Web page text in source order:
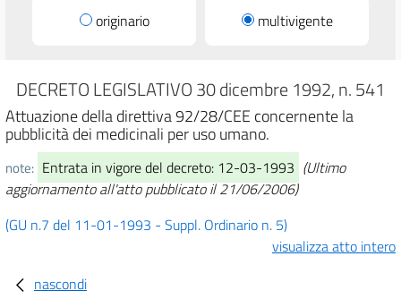
originario multivigente
DECRETO LEGISLATIVO 30 dicembre 1992, n. 541
Attuazione della direttiva 92/28/CEE concernente la
pubblicità dei medicinali per uso umano.
note: Entrata in vigore del decreto: 12-03-1993 (Ultimo
aggiornamento all'atto pubblicato il 21/06/2006)
(GU n.7 del 11-01-1993 - Suppl. Ordinario n. 5)
visualizza atto intero
nascondi